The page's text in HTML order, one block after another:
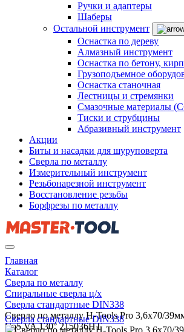
Ручки и адаптеры
Шаберы
Остальной инструмент
Оснастка по дереву
Алмазный инструмент
Оснастка по бетону,
Грузоподъемное
Оснастка станочная
Лестницы и стремянки
Смазочные материалы
Тиски и струбцины
Абразивный инструмент
Акции
Биты и насадки для шуруповерта
Сверла по металлу
Измерительный инструмент
Резьбонарезной инструмент
Восстановление резьбы
Борфрезы по металлу
Главная
Каталог
Сверла по металлу
Спиральные сверла ц/х
Сверла стандартные DIN338
Сверло по металлу H-Tools Pro 3,6x70/
Co5 VA 130° 215036HT
Сверла стандартные DIN338